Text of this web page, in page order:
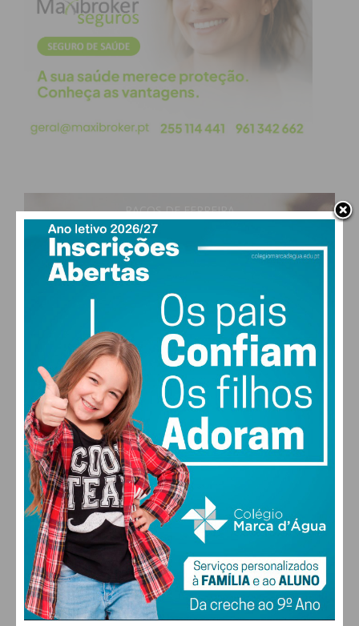
PAÇOS DE FERREIRA
29°
clear sky
50% humidade
MAX 29 • MIN 29
29°
SÁB
26
DOM
29°
SEG
30°
TER
ALTERAR
FARMACIAS DE SERVIÇO EM PAÇOS DE
FERREIRA